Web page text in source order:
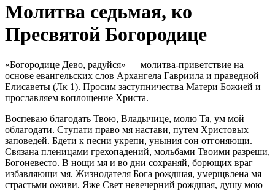
Молитва седьмая, ко
Пресвятой Богородице
«Богородице Дево, радуйся» — молитва‑приветствие на
основе евангельских слов Архангела Гавриила и праведной
Елисаветы (Лк 1). Просим заступничества Матери Божией и
прославляем воплощение Христа.
Воспеваю благодать Твою, Владычице, молю Тя, ум мой
облагодати. Ступати право мя настави, путем Христовых
заповедей. Бдети к песни укрепи, уныния сон отгоняющи.
Связана пленицами грехопадений, мольбами Твоими разреши,
Богоневесто. В нощи мя и во дни сохраняй, борющих враг
избавляющи мя. Жизнодателя Бога рождшая, умерщвлена мя
страстьми оживи. Яже Свет невечерний рождшая, душу мою